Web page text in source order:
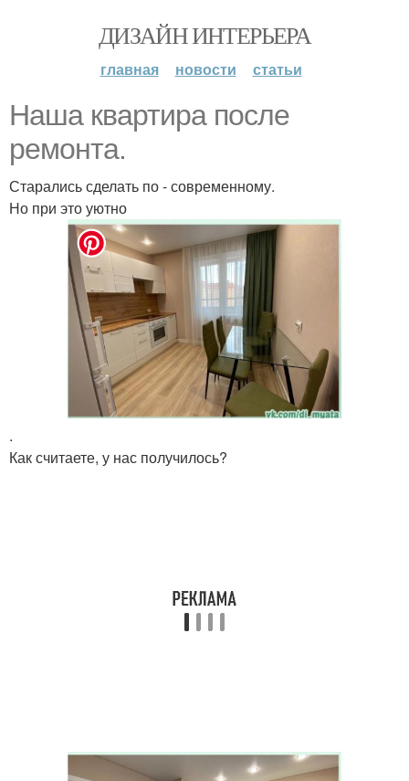
ДИЗАЙН ИНТЕРЬЕРА
главная новости статьи
Наша квартира после
ремонта.
Старались сделать по - современному.
Но при это уютно
.
Как считаете, у нас получилось?